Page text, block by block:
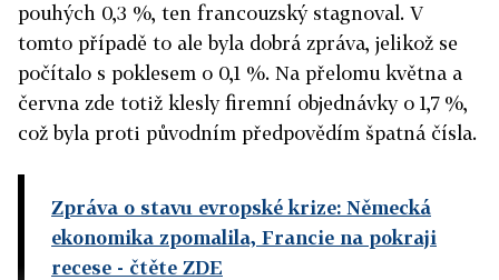
pouhých 0,3 %, ten francouzský stagnoval. V
tomto případě to ale byla dobrá zpráva, jelikož se
počítalo s poklesem o 0,1 %. Na přelomu května a
června zde totiž klesly firemní objednávky o 1,7 %,
což byla proti původním předpovědím špatná čísla.
Zpráva o stavu evropské krize: Německá
ekonomika zpomalila, Francie na pokraji
recese - čtěte ZDE